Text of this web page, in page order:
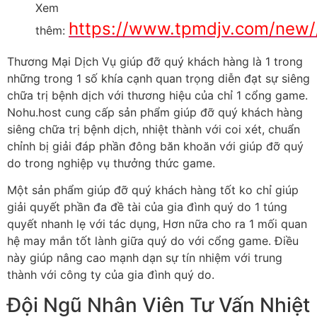
Xem
thêm: https://www.tpmdjv.com/
Thương Mại Dịch Vụ giúp đỡ quý khách hàng là 1 trong
những trong 1 số khía cạnh quan trọng diễn đạt sự siêng
chữa trị bệnh dịch với thương hiệu của chỉ 1 cổng game.
Nohu.host cung cấp sản phẩm giúp đỡ quý khách hàng
siêng chữa trị bệnh dịch, nhiệt thành với coi xét, chuẩn
chỉnh bị giải đáp phần đông băn khoăn với giúp đỡ quý
do trong nghiệp vụ thưởng thức game.
Một sản phẩm giúp đỡ quý khách hàng tốt ko chỉ giúp
giải quyết phần đa đề tài của gia đình quý do 1 túng
quyết nhanh lẹ với tác dụng, Hơn nữa cho ra 1 mối quan
hệ may mắn tốt lành giữa quý do với cổng game. Điều
này giúp nâng cao mạnh dạn sự tín nhiệm với trung
thành với công ty của gia đình quý do.
Đội Ngũ Nhân Viên Tư Vấn Nhiệt